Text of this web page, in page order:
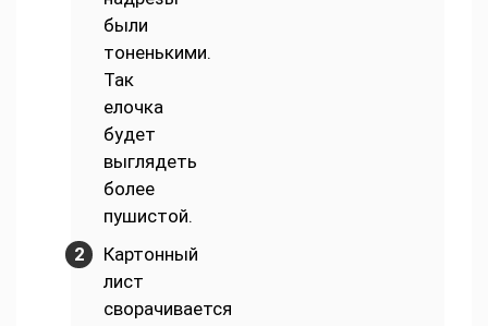
были
тоненькими.
Так
елочка
будет
выглядеть
более
пушистой.
Картонный
лист
сворачивается